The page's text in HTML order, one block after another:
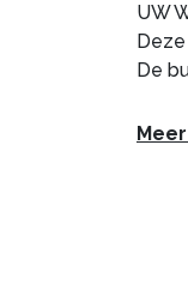
UW
De